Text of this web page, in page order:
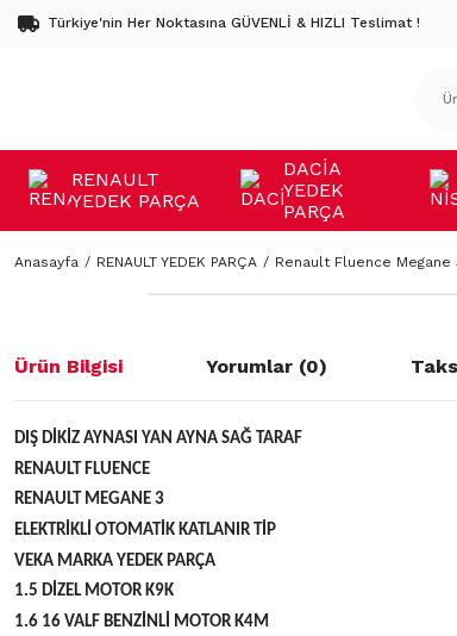
Türkiye'nin Her Noktasına GÜVENLİ & HIZLI Teslimat !
RENAULT
YEDEK PARÇA
DACİA
YEDEK
PARÇA
Anasayfa RENAULT YEDEK PARÇA Renault Fluence Megane
Ürün Bilgisi Yorumlar (0)
DIŞ DİKİZ AYNASI YAN AYNA SAĞ TARAF
RENAULT FLUENCE
RENAULT MEGANE 3
ELEKTRİKLİ OTOMATİK KATLANIR TİP
VEKA MARKA YEDEK PARÇA
1.5 DİZEL MOTOR K9K
1.6 16 VALF BENZİNLİ MOTOR K4M